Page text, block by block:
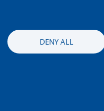
DENY ALL
Image